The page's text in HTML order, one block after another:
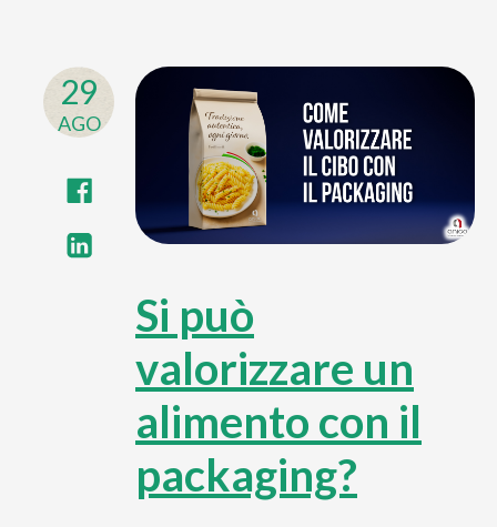
29
AGO
Si può
valorizzare un
alimento con il
packaging?